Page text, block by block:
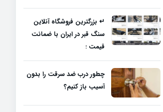
↵ بزرگترین فروشگاه آنلاین
سنگ قبر در ایران با ضمانت
قیمت :
چطور درب ضد سرقت را بدون
آسیب باز کنیم؟